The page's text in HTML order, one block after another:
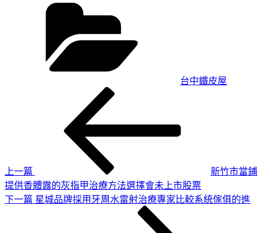
台中鐵皮屋
上一篇
新竹市當鋪
提供香體露的灰指甲治療方法選擇會未上市股票
下
下一篇 星城品牌採用牙周水雷射治療專家比較系統傢俱的進